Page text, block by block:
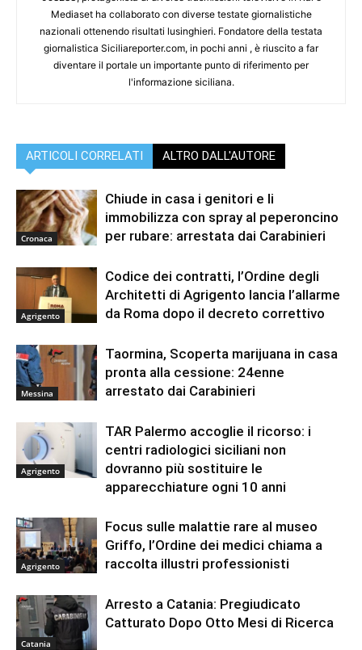
Mediaset ha collaborato con diverse testate giornalistiche
nazionali ottenendo risultati lusinghieri. Fondatore della testata
giornalistica Siciliareporter.com, in pochi anni , è riuscito a far
diventare il portale un importante punto di riferimento per
l'informazione siciliana.
ARTICOLI CORRELATI ALTRO DALL'AUTORE
Cronaca
Chiude in casa i genitori e li
immobilizza con spray al peperoncino
per rubare: arrestata dai Carabinieri
Agrigento
Codice dei contratti, l’Ordine degli
Architetti di Agrigento lancia l’allarme
da Roma dopo il decreto correttivo
Messina
Taormina, Scoperta marijuana in casa
pronta alla cessione: 24enne
arrestato dai Carabinieri
Agrigento
TAR Palermo accoglie il ricorso: i
centri radiologici siciliani non
dovranno più sostituire le
apparecchiature ogni 10 anni
Agrigento
Focus sulle malattie rare al museo
Griffo, l’Ordine dei medici chiama a
raccolta illustri professionisti
Catania
Arresto a Catania: Pregiudicato
Catturato Dopo Otto Mesi di Ricerca